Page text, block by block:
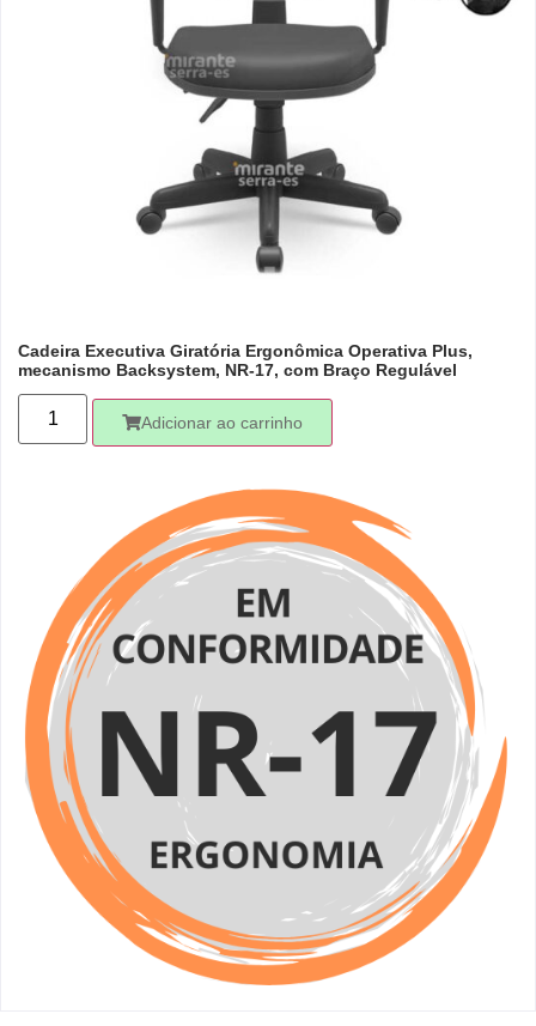
Cadeira Executiva Giratória Ergonômica Operativa Plus,
mecanismo Backsystem, NR-17, com Braço Regulável
Adicionar ao carrinho